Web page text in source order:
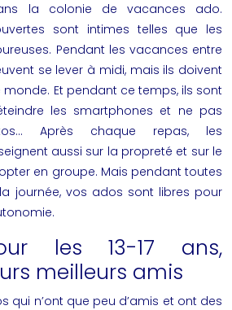
la colonie de vacances ado.
sont intimes telles que les
Pendant les vacances entre
se lever à midi, mais ils doivent
Et pendant ce temps, ils sont
les smartphones et ne pas
Après chaque repas, les
aussi sur la propreté et sur le
en groupe. Mais pendant toutes
journée, vos ados sont libres pour
les 13-17 ans,
meilleurs amis
qui n’ont que peu d’amis et ont des